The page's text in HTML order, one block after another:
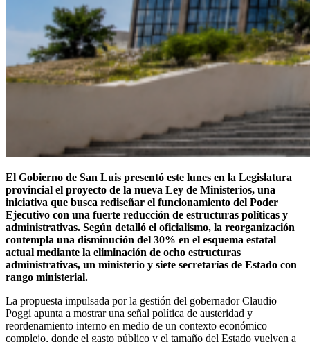
El Gobierno de San Luis presentó este lunes en la Legislatura
provincial el proyecto de la nueva Ley de Ministerios, una
iniciativa que busca rediseñar el funcionamiento del Poder
Ejecutivo con una fuerte reducción de estructuras políticas y
administrativas. Según detalló el oficialismo, la reorganización
contempla una disminución del 30% en el esquema estatal
actual mediante la eliminación de ocho estructuras
administrativas, un ministerio y siete secretarías de Estado con
rango ministerial.
La propuesta impulsada por la gestión del gobernadorClaudio
Poggi apunta a mostrar una señal política de austeridad y
reordenamiento interno en medio de un contexto económico
complejo, donde el gasto público y el tamaño del Estado vuelven a